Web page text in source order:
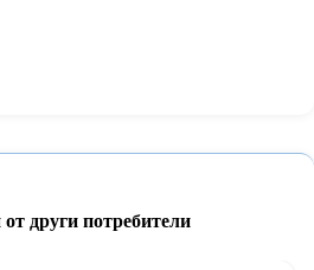
други потребители